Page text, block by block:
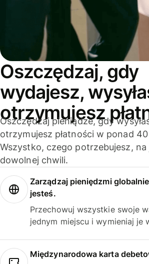
Oszczędzaj, gdy
wydajesz,
otrzymujesz
Oszczędzaj pieniądze, gdy
otrzymujesz płatności w ponad
Wszystko, czego potrzebujesz,
dowolnej chwili.
Zarządzaj pieniędzmi
jesteś.
Przechowuj wszystkie swoje
jednym miejscu i wymieniaj je
Międzynarodowa karta